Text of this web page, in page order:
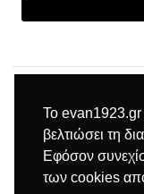
Το evan1923.gr
βελτιώσει τη
Εφόσον
των cookies